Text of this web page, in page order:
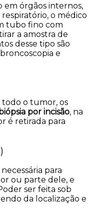
em órgãos internos,
o médico
tubo fino com
a amostra de
desse tipo são
e
o tumor, os
por incisão, na
é retirada para
para
ou parte dele, e
ser feita sob
da localização e